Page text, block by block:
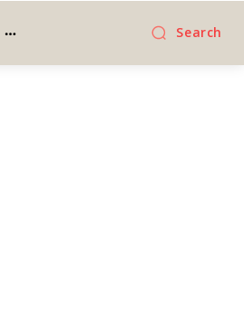
Search